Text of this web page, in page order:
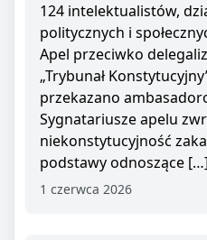
124 intelektualistów,
politycznych i
Apel przeciwko
„Trybunał
przekazano
Sygnatariusze apelu
niekonstytucyjność
podstawy odnoszące […]
1 czerwca 2026